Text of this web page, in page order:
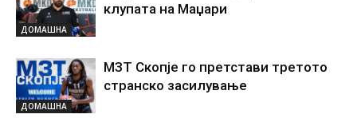
ДОМАШНА
клупата на Маџари
ДОМАШНА
МЗТ Скопје го претстави третото
странско засилување